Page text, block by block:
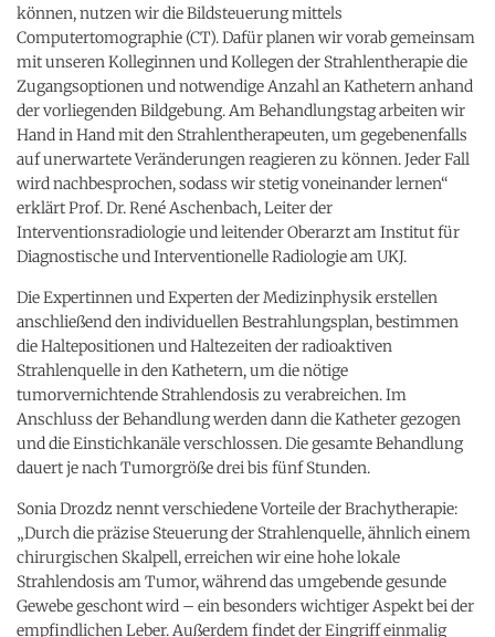
können, nutzen wir die Bildsteuerung mittels
Computertomographie (CT). Dafür planen wir vorab gemeinsam
mit unseren Kolleginnen und Kollegen der Strahlentherapie die
Zugangsoptionen und notwendige Anzahl an Kathetern anhand
der vorliegenden Bildgebung. Am Behandlungstag arbeiten wir
Hand in Hand mit den Strahlentherapeuten, um gegebenenfalls
auf unerwartete Veränderungen reagieren zu können. Jeder Fall
wird nachbesprochen, sodass wir stetig voneinander lernen“
erklärt Prof. Dr. René Aschenbach, Leiter der
Interventionsradiologie und leitender Oberarzt am Institut für
Diagnostische und Interventionelle Radiologie am UKJ.
Die Expertinnen und Experten der Medizinphysik erstellen
anschließend den individuellen Bestrahlungsplan, bestimmen
die Haltepositionen und Haltezeiten der radioaktiven
Strahlenquelle in den Kathetern, um die nötige
tumorvernichtende Strahlendosis zu verabreichen. Im
Anschluss der Behandlung werden dann die Katheter gezogen
und die Einstichkanäle verschlossen. Die gesamte Behandlung
dauert je nach Tumorgröße drei bis fünf Stunden.
Sonia Drozdz nennt verschiedene Vorteile der Brachytherapie:
„Durch die präzise Steuerung der Strahlenquelle, ähnlich einem
chirurgischen Skalpell, erreichen wir eine hohe lokale
Strahlendosis am Tumor, während das umgebende gesunde
Gewebe geschont wird – ein besonders wichtiger Aspekt bei der
empfindlichen Leber. Außerdem findet der Eingriff einmalig